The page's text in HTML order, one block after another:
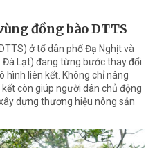
đồng bào DTTS
ở tổ dân phố Đạ Nghịt và
Lạt) đang từng bước thay đổi
hình liên kết. Không chỉ nâng
còn giúp người dân chủ động
dựng thương hiệu nông sản